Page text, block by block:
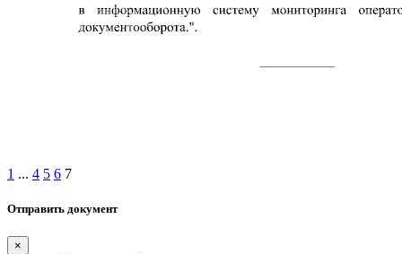
1 ... 4 5 6 7
Отправить документ
×